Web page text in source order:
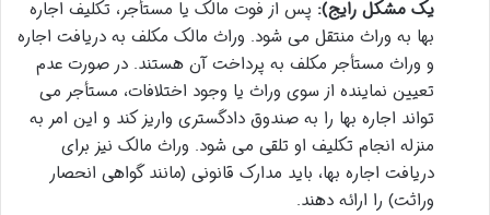
یک مشکل رایج): پس از فوت مالک یا مستأجر، تکلیف اجاره
بها به وراث منتقل می شود. وراث مالک مکلف به دریافت اجاره
و وراث مستأجر مکلف به پرداخت آن هستند. در صورت عدم
تعیین نماینده از سوی وراث یا وجود اختلافات، مستأجر می
تواند اجاره بها را به صندوق دادگستری واریز کند و این امر به
منزله انجام تکلیف او تلقی می شود. وراث مالک نیز برای
دریافت اجاره بها، باید مدارک قانونی (مانند گواهی انحصار
وراثت) را ارائه دهند.